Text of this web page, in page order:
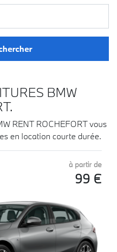
BMW
RENT ROCHEFORT vous
en location courte durée.
à partir de
99 €